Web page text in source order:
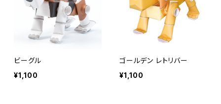
ビーグル
¥1,100
ゴールデン レトリバー
¥1,100